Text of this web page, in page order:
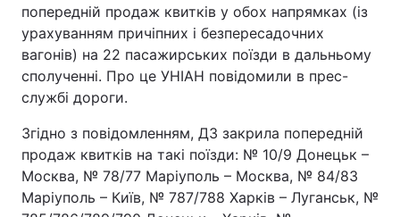
попередній продаж квитків у обох напрямках (із
урахуванням причіпних і безпересадочних
вагонів) на 22 пасажирських поїзди в дальньому
сполученні. Про це УНІАН повідомили в прес-
службі дороги.
Згідно з повідомленням, ДЗ закрила попередній
продаж квитків на такі поїзди: № 10/9 Донецьк –
Москва, № 78/77 Маріуполь – Москва, № 84/83
Маріуполь – Київ, № 787/788 Харків – Луганськ, №